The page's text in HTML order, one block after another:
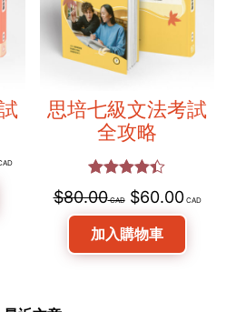
目
$60.00。
思培七級⽂法考試
全攻略
評分
4.33滿
分 5
$80.00
原
始
價
$60.00
目
加入購物車